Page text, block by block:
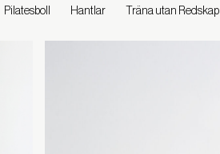
Pilatesboll Hantlar Träna utan Redskap